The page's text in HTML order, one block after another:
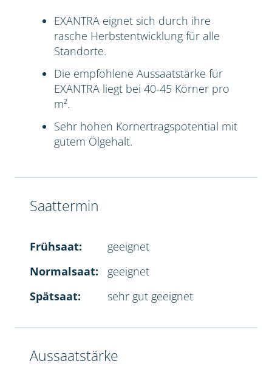
EXANTRA eignet sich durch ihre
rasche Herbstentwicklung für alle
Standorte.
Die empfohlene Aussaatstärke für
EXANTRA liegt bei 40-45 Körner pro
m².
Sehr hohen Kornertragspotential mit
gutem Ölgehalt.
Saattermin
Frühsaat:
geeignet
Normalsaat:
geeignet
Spätsaat:
sehr gut geeignet
Aussaatstärke